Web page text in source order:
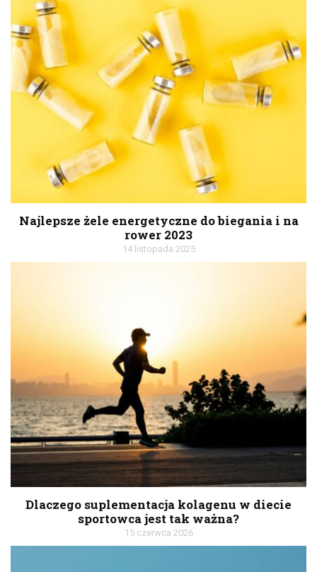
Najlepsze żele energetyczne do biegania i na
rower 2023
14 listopada 2025
Dlaczego suplementacja kolagenu w diecie
sportowca jest tak ważna?
15 czerwca 2026